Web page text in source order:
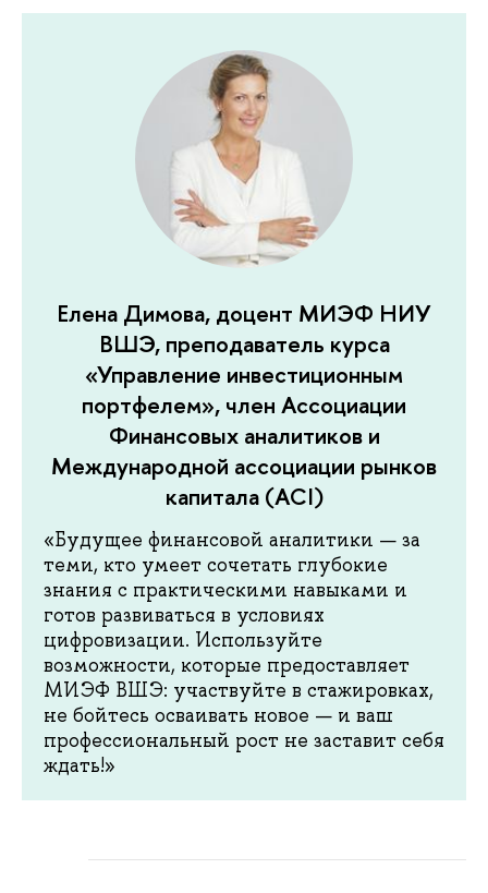
Елена Димова, доцент МИЭФ НИУ
ВШЭ, преподаватель курса
«Управление инвестиционным
портфелем», член Ассоциации
Финансовых аналитиков и
Международной ассоциации рынков
капитала (ACI)
«Будущее финансовой аналитики — за
теми, кто умеет сочетать глубокие
знания с практическими навыками и
готов развиваться в условиях
цифровизации. Используйте
возможности, которые предоставляет
МИЭФ ВШЭ: участвуйте в стажировках,
не бойтесь осваивать новое — и ваш
профессиональный рост не заставит себя
ждать!»